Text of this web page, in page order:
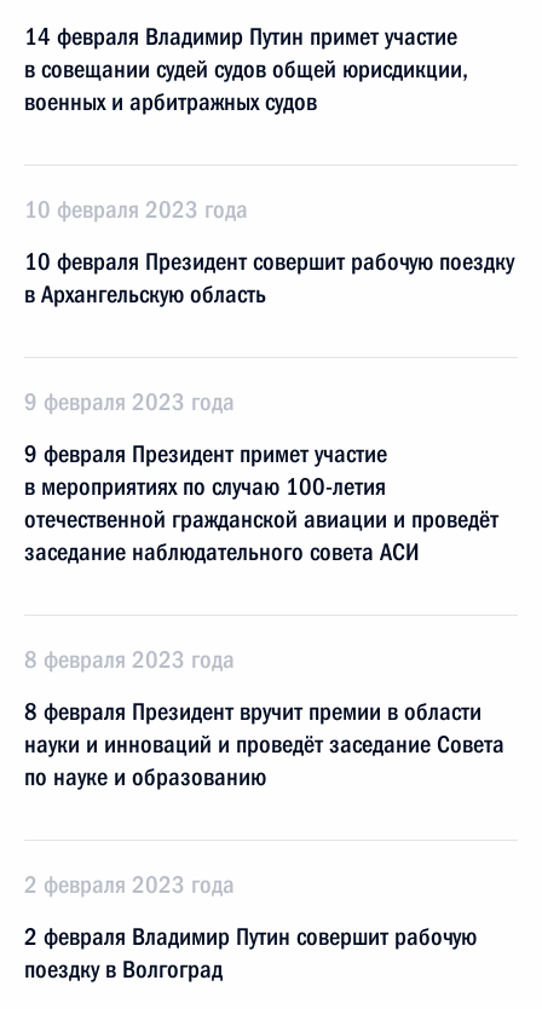
14 февраля Владимир Путин примет участие
в совещании судей судов общей юрисдикции,
военных и арбитражных судов
10 февраля 2023 года
10 февраля Президент совершит рабочую поездку
в Архангельскую область
9 февраля 2023 года
9 февраля Президент примет участие
в мероприятиях по случаю 100-летия
отечественной гражданской авиации и проведёт
заседание наблюдательного совета АСИ
8 февраля 2023 года
8 февраля Президент вручит премии в области
науки и инноваций и проведёт заседание Совета
по науке и образованию
2 февраля 2023 года
2 февраля Владимир Путин совершит рабочую
поездку в Волгоград